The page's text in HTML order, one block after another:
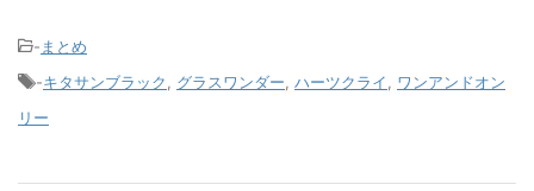
- まとめ
-キタサンブラック グラスワンダー ハーツクライ
ワンアンドオン
リー